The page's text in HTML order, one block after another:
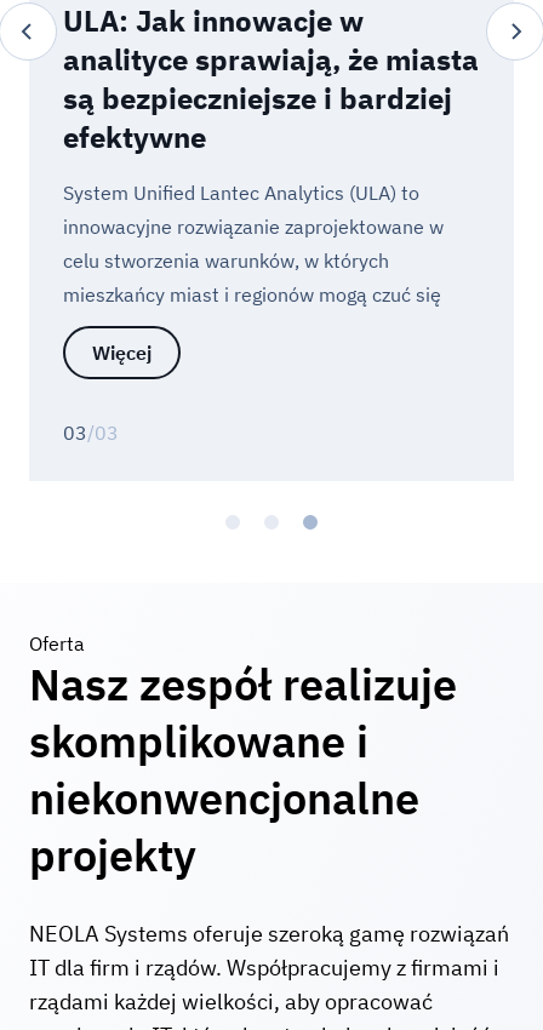
ULA: Jak innowacje w
analityce sprawiają, że miasta
są bezpieczniejsze i bardziej
efektywne
System Unified Lantec Analytics (ULA) to
innowacyjne rozwiązanie zaprojektowane w
celu stworzenia warunków, w których
mieszkańcy miast i regionów mogą czuć się
bezpiecznie
Więcej
03/03
Oferta
Nasz zespół realizuje
skomplikowane i
niekonwencjonalne
projekty
NEOLA Systems oferuje szeroką gamę rozwiązań
IT dla firm i rządów. Współpracujemy z firmami i
rządami każdej wielkości, aby opracować